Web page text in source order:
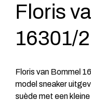
Floris
16301/
Floris van Bommel
model sneaker
suède met een